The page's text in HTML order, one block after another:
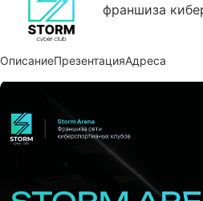
франшиза
ОписаниеПрезентацияАдреса